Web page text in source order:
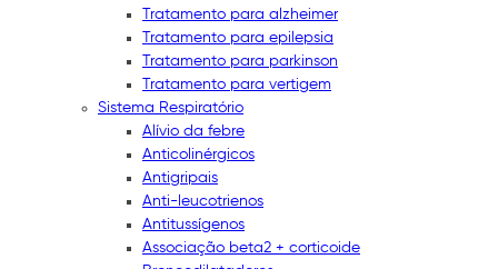
Tratamento para alzheimer
Tratamento para epilepsia
Tratamento para parkinson
Tratamento para vertigem
Sistema Respiratório
Alívio da febre
Anticolinérgicos
Antigripais
Anti-leucotrienos
Antitussígenos
Associação beta2 + corticoide